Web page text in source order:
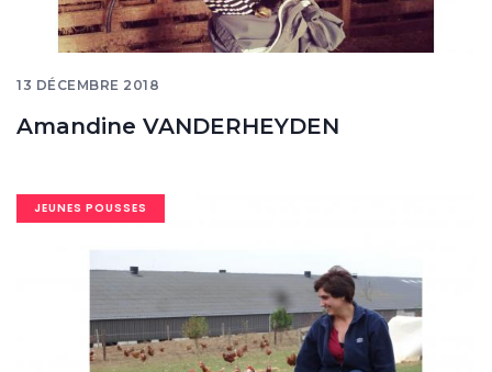
13 DÉCEMBRE 2018
Amandine VANDERHEYDEN
JEUNES POUSSES
Image